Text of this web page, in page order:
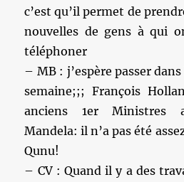
c’est qu’il permet de
nouvelles de gens à qui
téléphoner
– MB : j’espère passer
semaine;;; François
anciens 1er Ministres
Mandela: il n’a pas été
Qunu!
– CV : Quand il y a des